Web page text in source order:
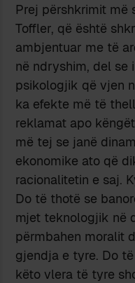
Prej përshkrimit më
Toffler, që është
ambjentuar me të
në ndryshim, del se
psikologjik që vjen
ka efekte më të
reklamat apo
më tej se janë
ekonomike ato që
racionalitetin e saj.
Do të thotë se
mjet teknologjik në
përmbahen moralit
gjendja e tyre. Do
këto vlera të tyre